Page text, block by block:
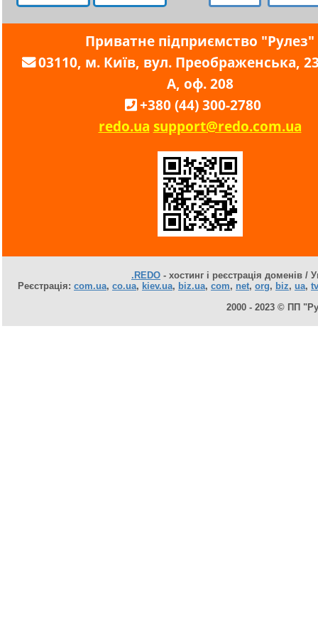
Приватне підприємство "Рулез"
03110, м. Київ, вул. Преображенська,
А, оф. 208
+380 (44) 300-2780
redo.ua support@redo.com.ua
.REDO - хостинг і реєстрація доменів /
Реєстрація: com.ua, co.ua, kiev.ua, biz.ua, com, net, org, biz, ua, tv
2000 - 2023 © ПП